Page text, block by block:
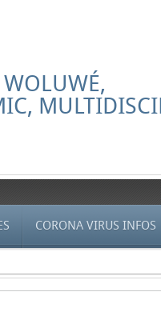
WOLUWÉ,
CORONA VIRUS INFOS